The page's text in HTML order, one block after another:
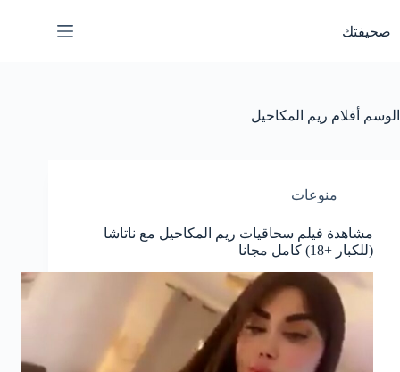
المحتوى
صحيفتك
الوسم أفلام ريم المكاحيل
منوعات
مشاهدة فيلم سحاقيات ريم المكاحيل مع ناتاشا
(للكبار +18) كامل مجانا